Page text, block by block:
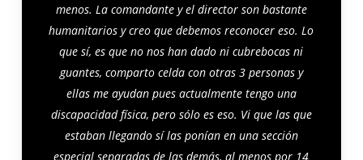
menos. La comandante y el director son bastante
humanitarios y creo que debemos reconocer eso. Lo
que sí, es que no nos han dado ni cubrebocas ni
guantes, comparto celda con otras 3 personas y
ellas me ayudan pues actualmente tengo una
discapacidad física, pero sólo es eso. Vi que las que
estaban llegando sí las ponían en una sección
especial separadas de las demás, al menos por 14